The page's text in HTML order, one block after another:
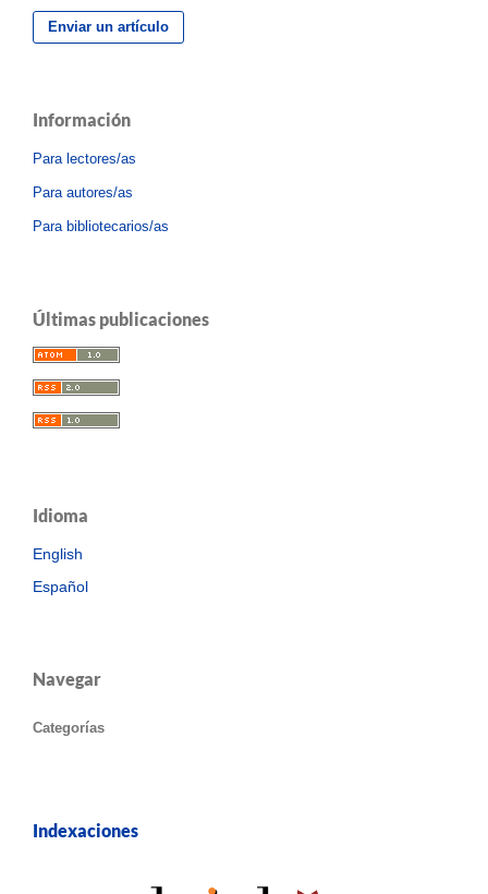
Enviar un artículo
Información
Para lectores/as
Para autores/as
Para bibliotecarios/as
Últimas publicaciones
Idioma
English
Español
Navegar
Categorías
Indexaciones